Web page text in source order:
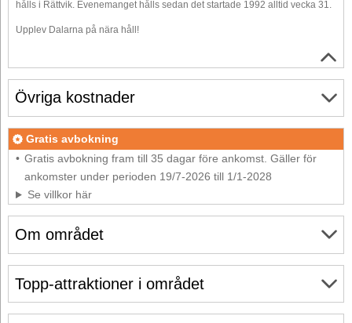
hålls i Rättvik. Evenemanget hålls sedan det startade 1992 alltid vecka 31.
Upplev Dalarna på nära håll!
Om området
Övriga kostnader
Gratis avbokning
Gratis avbokning fram till 35 dagar före ankomst. Gäller för
ankomster under perioden 19/7-2026 till 1/1-2028
Se villkor här
Topp-attraktioner i området